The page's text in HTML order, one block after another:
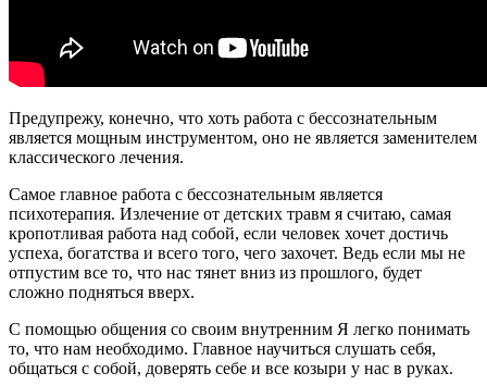
Предупрежу, конечно, что хоть работа с бессознательным
является мощным инструментом, оно не является заменителем
классического лечения.
Самое главное работа с бессознательным является
психотерапия. Излечение от детских травм я считаю, самая
кропотливая работа над собой, если человек хочет достичь
успеха, богатства и всего того, чего захочет. Ведь если мы не
отпустим все то, что нас тянет вниз из прошлого, будет
сложно подняться вверх.
С помощью общения со своим внутренним Я легко понимать
то, что нам необходимо. Главное научиться слушать себя,
общаться с собой, доверять себе и все козыри у нас в руках.